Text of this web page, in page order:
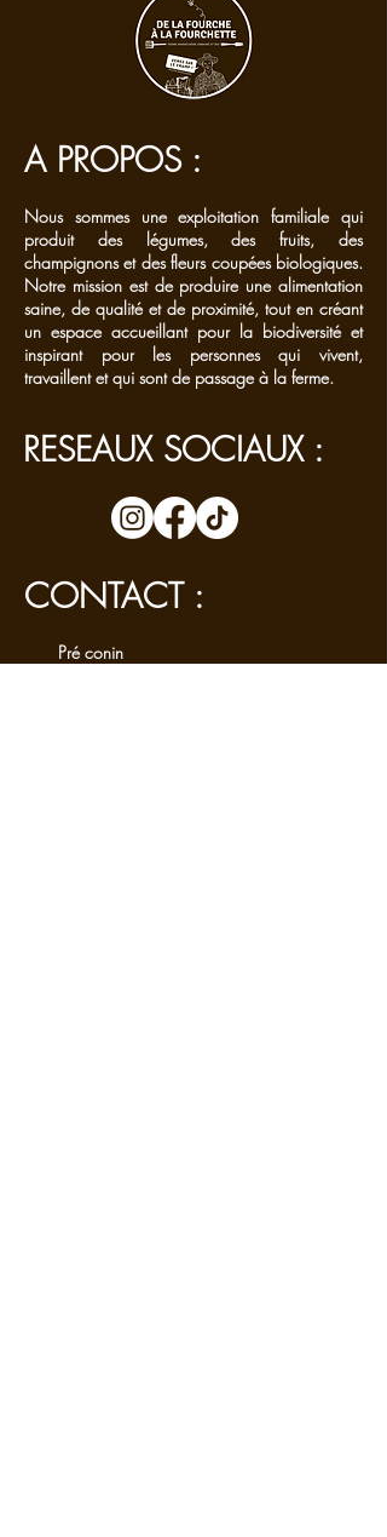
A PROPOS :
Nous sommes une exploitation familiale qui
produit des légumes, des fruits, des
champignons et des fleurs coupées biologiques.
Notre mission est de produire une alimentation
saine, de qualité et de proximité, tout en créant
un espace accueillant pour la biodiversité et
inspirant pour les personnes qui vivent,
travaillent et qui sont de passage à la ferme.
RESEAUX SOCIAUX :
CONTACT :
Pré conin